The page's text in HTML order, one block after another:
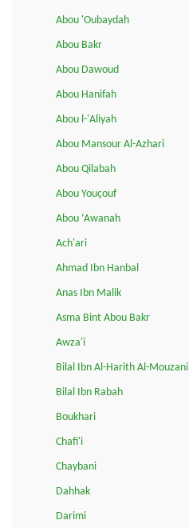
Abou 'Oubaydah
Abou Bakr
Abou Dawoud
Abou Hanifah
Abou l-'Aliyah
Abou Mansour Al-Azhari
Abou Qilabah
Abou Youçouf
Abou ‘Awanah
Ach'ari
Ahmad Ibn Hanbal
Anas Ibn Malik
Asma Bint Abou Bakr
Awza'i
Bilal Ibn Al-Harith Al-Mouzani
Bilal Ibn Rabah
Boukhari
Chafi'i
Chaybani
Dahhak
Darimi